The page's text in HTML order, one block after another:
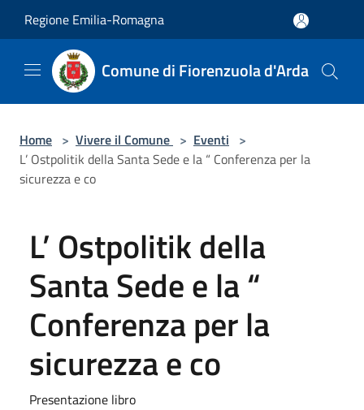
Regione Emilia-Romagna
Comune di Fiorenzuola d'Arda
Home > Vivere il Comune > Eventi >
L’ Ostpolitik della Santa Sede e la “ Conferenza per la
sicurezza e co
L’ Ostpolitik della
Santa Sede e la “
Conferenza per la
sicurezza e co
Presentazione libro